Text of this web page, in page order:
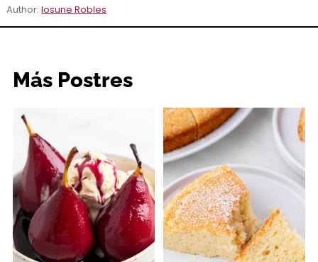
Author:Iosune Robles
Más Postres